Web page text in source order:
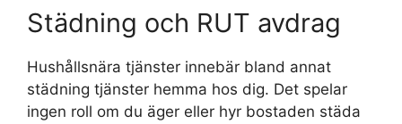
Städning och RUT avdrag
Hushållsnära tjänster innebär bland annat
städning tjänster hemma hos dig. Det spelar
ingen roll om du äger eller hyr bostaden städa